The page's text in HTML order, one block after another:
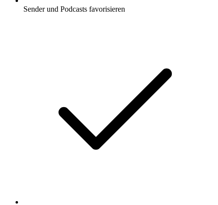
Sender und Podcasts favorisieren